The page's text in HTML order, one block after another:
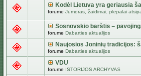
Kodėl Lietuva yra geriausia
forume Jumoras, žaidimai, plepalai
Sosnovskio barštis –
forume Dabarties aktualijos
Naujosios Joninių tradicijos:
forume Dabarties aktualijos
VDU
forume ISTORIJOS ARCHYVAS